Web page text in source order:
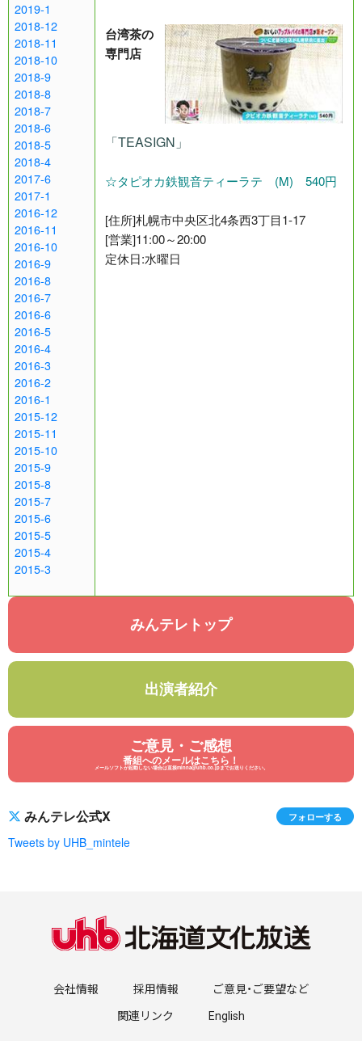
2019-1
2018-12
2018-11
2018-10
2018-9
2018-8
2018-7
2018-6
2018-5
2018-4
2017-6
2017-1
2016-12
2016-11
2016-10
2016-9
2016-8
2016-7
2016-6
2016-5
2016-4
2016-3
2016-2
2016-1
2015-12
2015-11
2015-10
2015-9
2015-8
2015-7
2015-6
2015-5
2015-4
2015-3
台湾茶の
専門店
「TEASIGN」
☆タピオカ鉄観音ティーラテ (M) 540円
[住所]札幌市中央区北4条西3丁目1-17
[営業]11:00～20:00
定休日:水曜日
みんテレトップ
出演者紹介
ご意見・ご感想
番組へのメールはこちら！
メールソフトが起動しない場合は直接minna@uhb.co.jpまでお送りください。
みんテレ公式X フォローする
Tweets by UHB_mintele
会社情報 採用情報 ご意見・ご要望など
関連リンク English